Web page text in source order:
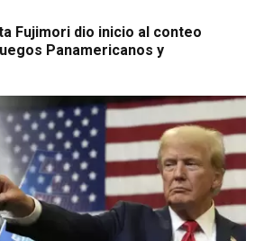
Fujimori dio inicio al conteo
Panamericanos y